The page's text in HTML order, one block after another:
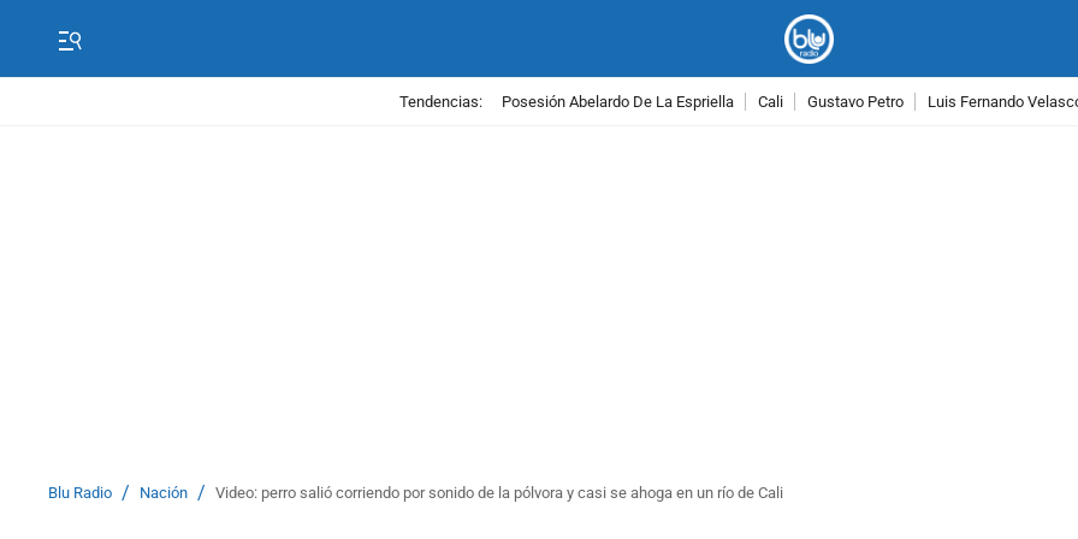
Tendencias: Posesión Abelardo De La Espriella Cali Gustavo Petro Luis Fernando
Blu Radio / Nación / Video: perro salió corriendo por sonido de la pólvora y casi se ahoga en un río de Cali